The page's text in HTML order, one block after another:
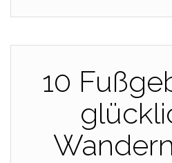
10